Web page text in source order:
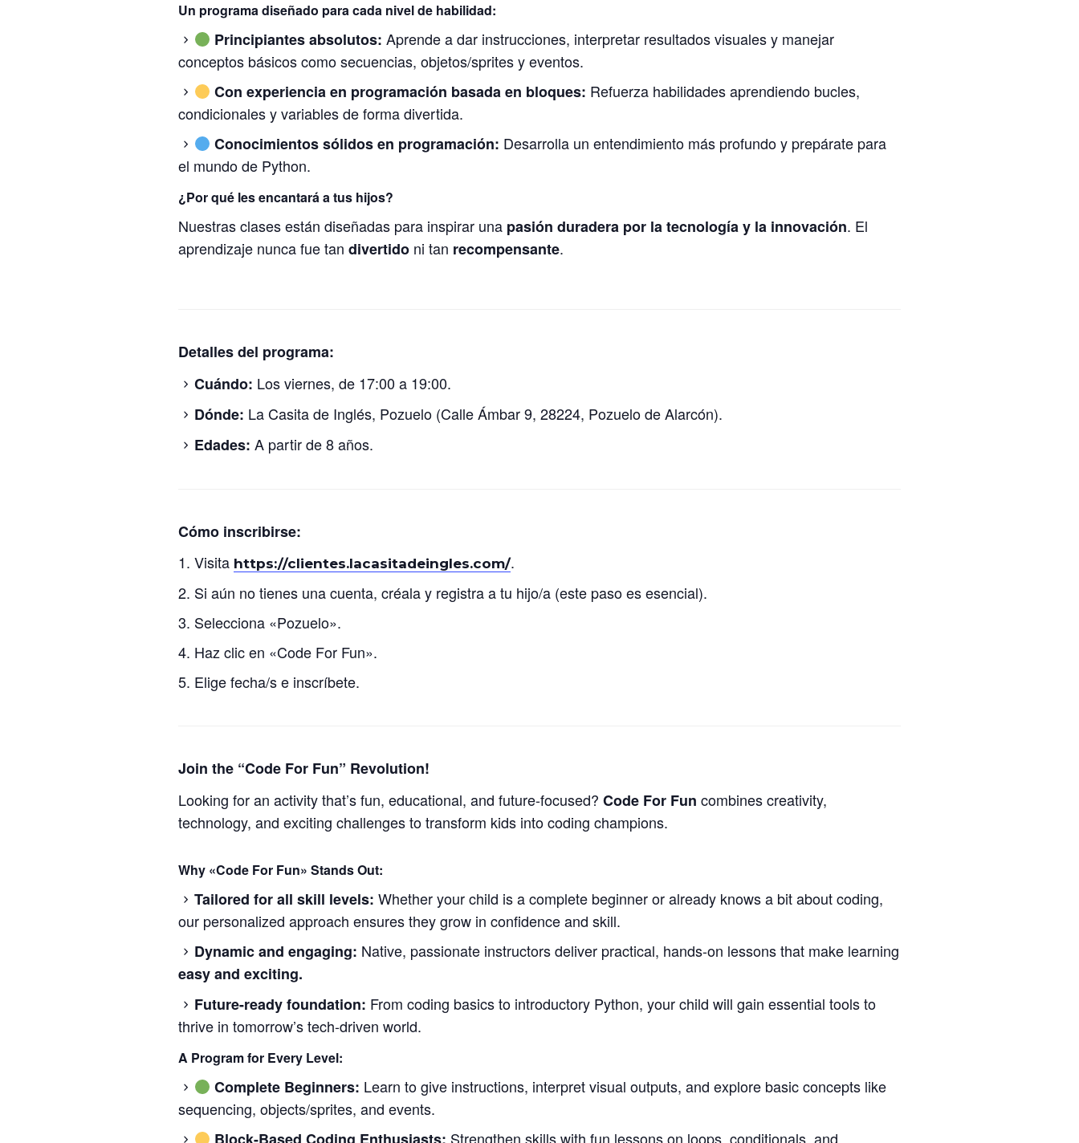
Un programa diseñado para cada nivel de habilidad:
Principiantes absolutos: Aprende a dar instrucciones, interpretar resultados visuales y manejar
conceptos básicos como secuencias, objetos/sprites y eventos.
Con experiencia en programación basada en bloques: Refuerza habilidades aprendiendo bucles,
condicionales y variables de forma divertida.
Conocimientos sólidos en programación: Desarrolla un entendimiento más profundo y prepárate para
el mundo de Python.
¿Por qué les encantará a tus hijos?
Nuestras clases están diseñadas para inspirar una pasión duradera por la tecnología y la innovación. El
aprendizaje nunca fue tan divertido ni tan recompensante.
Detalles del programa:
Cuándo: Los viernes, de 17:00 a 19:00.
Dónde: La Casita de Inglés, Pozuelo (Calle Ámbar 9, 28224, Pozuelo de Alarcón).
Edades: A partir de 8 años.
Cómo inscribirse:
Visita https://clientes.lacasitadeingles.com/.
Si aún no tienes una cuenta, créala y registra a tu hijo/a (este paso es esencial).
Selecciona «Pozuelo».
Haz clic en «Code For Fun».
Elige fecha/s e inscríbete.
Join the “Code For Fun” Revolution!
Looking for an activity that’s fun, educational, and future-focused? Code For Fun combines creativity,
technology, and exciting challenges to transform kids into coding champions.
Why «Code For Fun» Stands Out:
Tailored for all skill levels: Whether your child is a complete beginner or already knows a bit about coding,
our personalized approach ensures they grow in confidence and skill.
Dynamic and engaging: Native, passionate instructors deliver practical, hands-on lessons that make learning
easy and exciting.
Future-ready foundation: From coding basics to introductory Python, your child will gain essential tools to
thrive in tomorrow’s tech-driven world.
A Program for Every Level:
Complete Beginners: Learn to give instructions, interpret visual outputs, and explore basic concepts like
sequencing, objects/sprites, and events.
Strengthen skills with fun lessons on loops, conditionals, and